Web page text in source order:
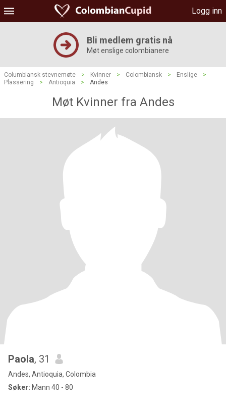
Logg inn
Bli medlem gratis nå
Møt enslige colombianere
Columbiansk stevnemøte > Kvinner > Colombiansk > Enslige
>
Plassering
> Antioquia > Andes
Møt Kvinner fra Andes
Paola, 31
Andes, Antioquia, Colombia
Søker: Mann 40 - 80